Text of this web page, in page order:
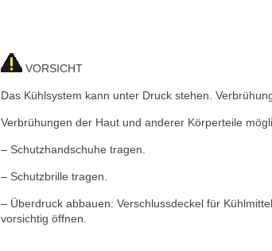
VORSICHT
Das Kühlsystem kann unter Druck stehen.
Verbrühungen der Haut und anderer Körperteile
– Schutzhandschuhe tragen.
– Schutzbrille tragen.
– Überdruck abbauen: Verschlussdeckel für
vorsichtig öffnen.